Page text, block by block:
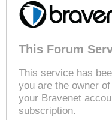
This Forum
This service has
you are the owner
your Bravenet
subscription.